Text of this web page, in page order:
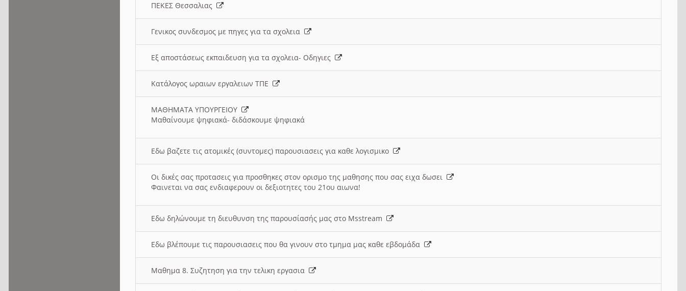
ΠΕΚΕΣ Θεσσαλιας
Γενικος συνδεσμος με πηγες για τα σχολεια
Εξ αποστάσεως εκπαιδευση για τα σχολεια- Οδηγιες
Κατάλογος ωραιων εργαλειων ΤΠΕ
ΜΑΘΗΜΑΤΑ ΥΠΟΥΡΓΕΙΟΥ
Μαθαίνουμε ψηφιακά- διδάσκουμε ψηφιακά
Εδω βαζετε τις ατομικές (συντομες) παρουσιασεις για καθε λογισμικο
Οι δικές σας προτασεις για προσθηκες στον ορισμο της μαθησης που σας ειχα δωσει
Φαινεται να σας ενδιαφερουν οι δεξιοτητες του 21ου αιωνα!
Εδω δηλώνουμε τη διευθυνση της παρουσίασής μας στο Msstream
Εδω βλέπουμε τις παρουσιασεις που θα γινουν στο τμημα μας καθε εβδομάδα
Μαθημα 8. Συζητηση για την τελικη εργασια